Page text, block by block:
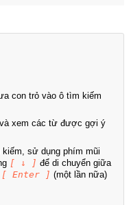
con trỏ vào ô tìm kiếm
xem các từ được gợi ý
sử dụng phím mũi
[ ↓ ] để di chuyển giữa
[ Enter ] (một lần nữa)